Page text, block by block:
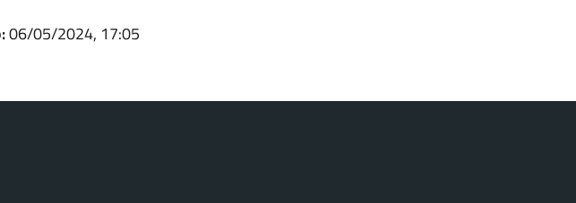
06/05/2024, 17:05